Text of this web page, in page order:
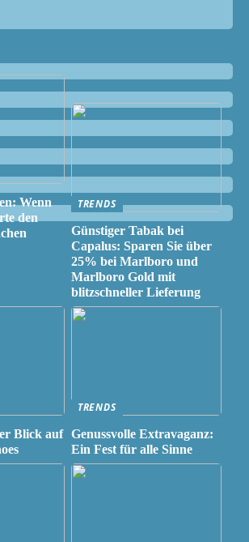
Wenn
den
TRENDS
Günstiger Tabak bei
Capalus: Sparen Sie über
25% bei Marlboro und
Marlboro Gold mit
blitzschneller Lieferung
Blick auf
TRENDS
Genussvolle Extravaganz:
Ein Fest für alle Sinne